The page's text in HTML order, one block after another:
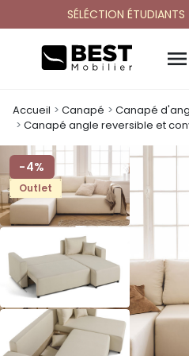
SÉLÉCTION

Accueil Canapé
Canapé
Canapé angle reversible et
-4%
Outlet